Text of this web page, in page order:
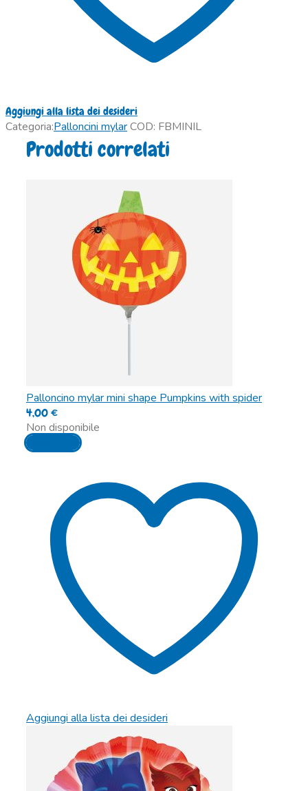
Aggiungi alla lista dei desideri
Categoria:Palloncini mylarCOD: FBMINIL
Prodotti correlati
Palloncino mylar mini shape Pumpkins with spider
4,00€
Non disponibile
Leggi tutto
Aggiungi alla lista dei desideri